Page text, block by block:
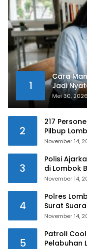
1
Cara
Jadi
Mei 30,
2
217
Pilbup
November 14,
3
Polisi
di Lombok
November 14,
4
Polres
Surat
November 14,
5
Patroli
Pelabuhan